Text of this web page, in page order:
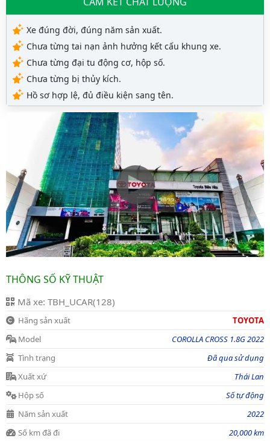
Xe đúng đời, đúng năm sản xuất.
Chưa từng tai nạn ảnh hưởng kết cấu khung xe.
Chưa từng đại tu động cơ, hộp số.
Chưa từng bị thủy kích.
Hồ sơ hợp lệ, đủ điều kiện sang tên.
THÔNG SỐ KỸ THUẬT
Mã xe: TBH_UCAR(128)
Hãng sản xuất
TOYOTA
Model
COROLLA CROSS 1.8G 2022
Tình trạng
Đã qua sử dụng
Xuất xứ
Thái Lan
Hộp số
Số tự động
Năm sản xuất
2022
Số km đã đi
20,000 km